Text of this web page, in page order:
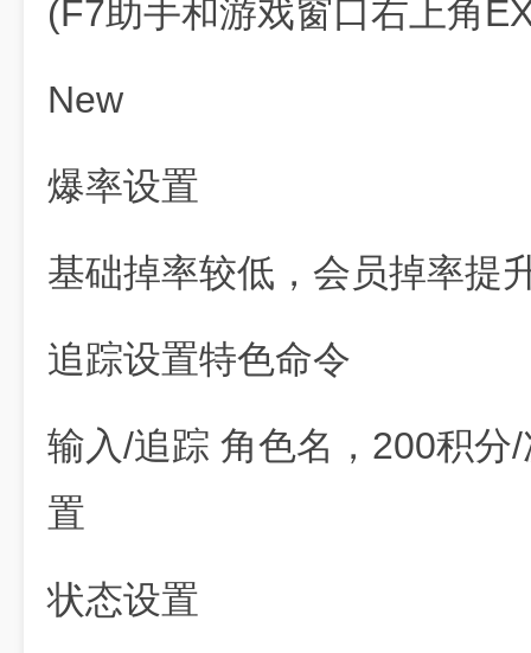
(F7助手和游戏窗口右上角
New
爆率设置
基础掉率较低，会员掉率提
追踪设置特色命令
输入/追踪 角色名，200积分
置
状态设置